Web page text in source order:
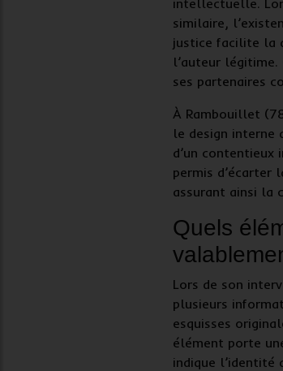
intellectuelle.
similaire,
justice facilite la
l’auteur
ses partenaires
À Rambouillet
le design interne
d’un contentieux
permis d’écarter
assurant ainsi la
Quels
Lors de son
plusieurs
esquisses
élément porte
indique l’identité